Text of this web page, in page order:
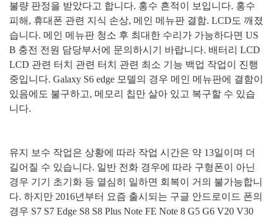
불량 판정을 받았다고 합니다. 홍수 흔적이 보입니다. 홍수
피해 , 휴대폰 관련 지식 손상, 메인 메뉴판 결함. LCD 도 깨졌
습니다. 메인 메뉴판 청소 후 최대한 수리가 가능하다면 US
B 충전 전원 담당부서에 문의하시기 바랍니다. 배터리 LCD
LCD 관련 터치 관련 터치 관련 최소 기능 백업 작업이 진행
중입니다. Galaxy S6 edge 모델의 경우 메인 메뉴판에 결함이
있음에도 불구하고, 메모리 칩만 살아 있고 복구할 수 있습
니다.
유지 보수 작업은 상황에 따라 작업 시간은 약 13일이며 더
길어질 수 있습니다. 일반 전화 경우에 따라 구형폰이 아닌
경우 기기 초기화 등 열심히 일하면 회복이 거의 불가능합니
다. 하지만 2016년부터 요즘 출시되는 구글 안드로이드 폰의
경우 S7 S7 Edge S8 S8 Plus Note FE Note 8 G5 G6 V20 V30